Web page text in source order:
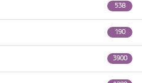
538
190
3900